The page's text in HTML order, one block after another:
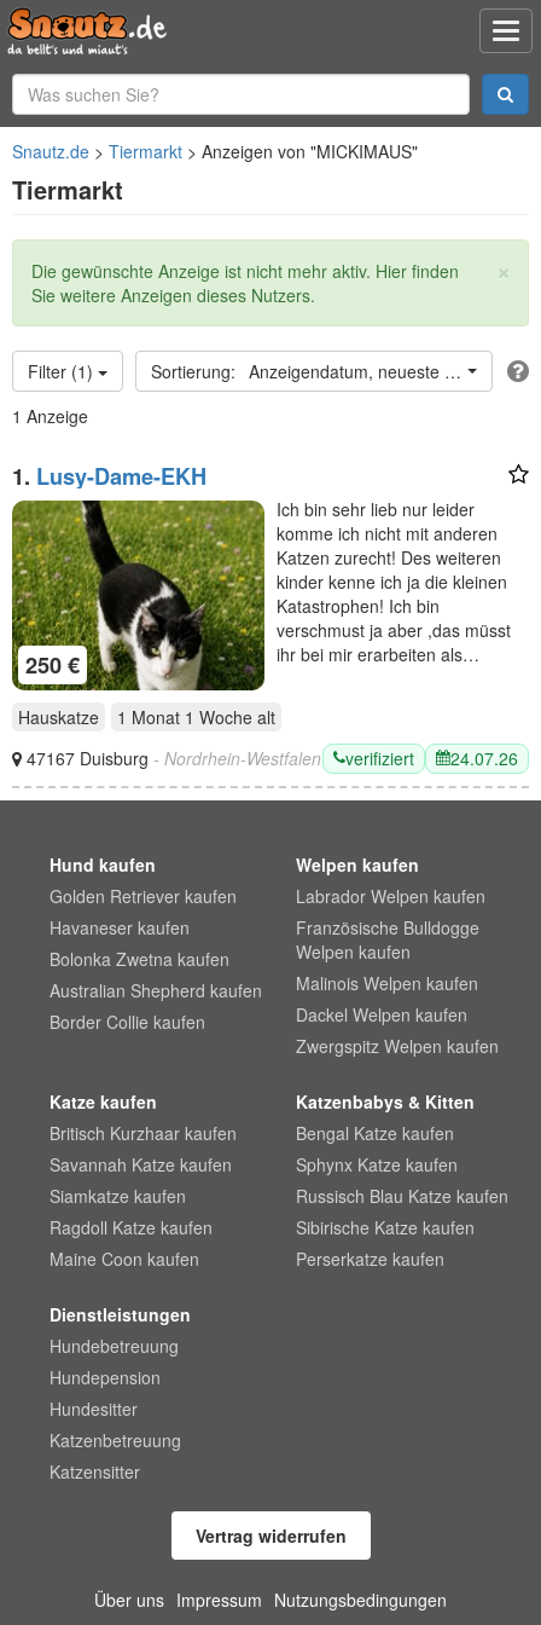
Snautz.de Tiermarkt Anzeigen von "MICKIMAUS"
Tiermarkt
×
Statusmeldung
Die gewünschte Anzeige ist nicht mehr aktiv. Hier finden
Sie weitere Anzeigen dieses Nutzers.
Filter (1)
Anzeigendatum, neueste oben
1 Anzeige
1. Lusy-Dame-EKH
250 €
Ich bin sehr lieb nur leider
komme ich nicht mit anderen
Katzen zurecht! Des weiteren
kinder kenne ich ja die kleinen
Katastrophen! Ich bin
verschmust ja aber ,das müsst
ihr bei mir erarbeiten als…
Hauskatze 1 Monat 1 Woche alt
47167 Duisburg - Nordrhein-Westfalen verifiziert 24.07.26
Hund kaufen
Golden Retriever kaufen
Havaneser kaufen
Bolonka Zwetna kaufen
Australian Shepherd kaufen
Border Collie kaufen
Welpen kaufen
Labrador Welpen kaufen
Französische Bulldogge
Welpen kaufen
Malinois Welpen kaufen
Dackel Welpen kaufen
Zwergspitz Welpen kaufen
Katze kaufen
Britisch Kurzhaar kaufen
Savannah Katze kaufen
Siamkatze kaufen
Ragdoll Katze kaufen
Maine Coon kaufen
Katzenbabys & Kitten
Bengal Katze kaufen
Sphynx Katze kaufen
Russisch Blau Katze kaufen
Sibirische Katze kaufen
Perserkatze kaufen
Dienstleistungen
Hundebetreuung
Hundepension
Hundesitter
Katzenbetreuung
Katzensitter
Vertrag widerrufen
Über uns Impressum Nutzungsbedingungen